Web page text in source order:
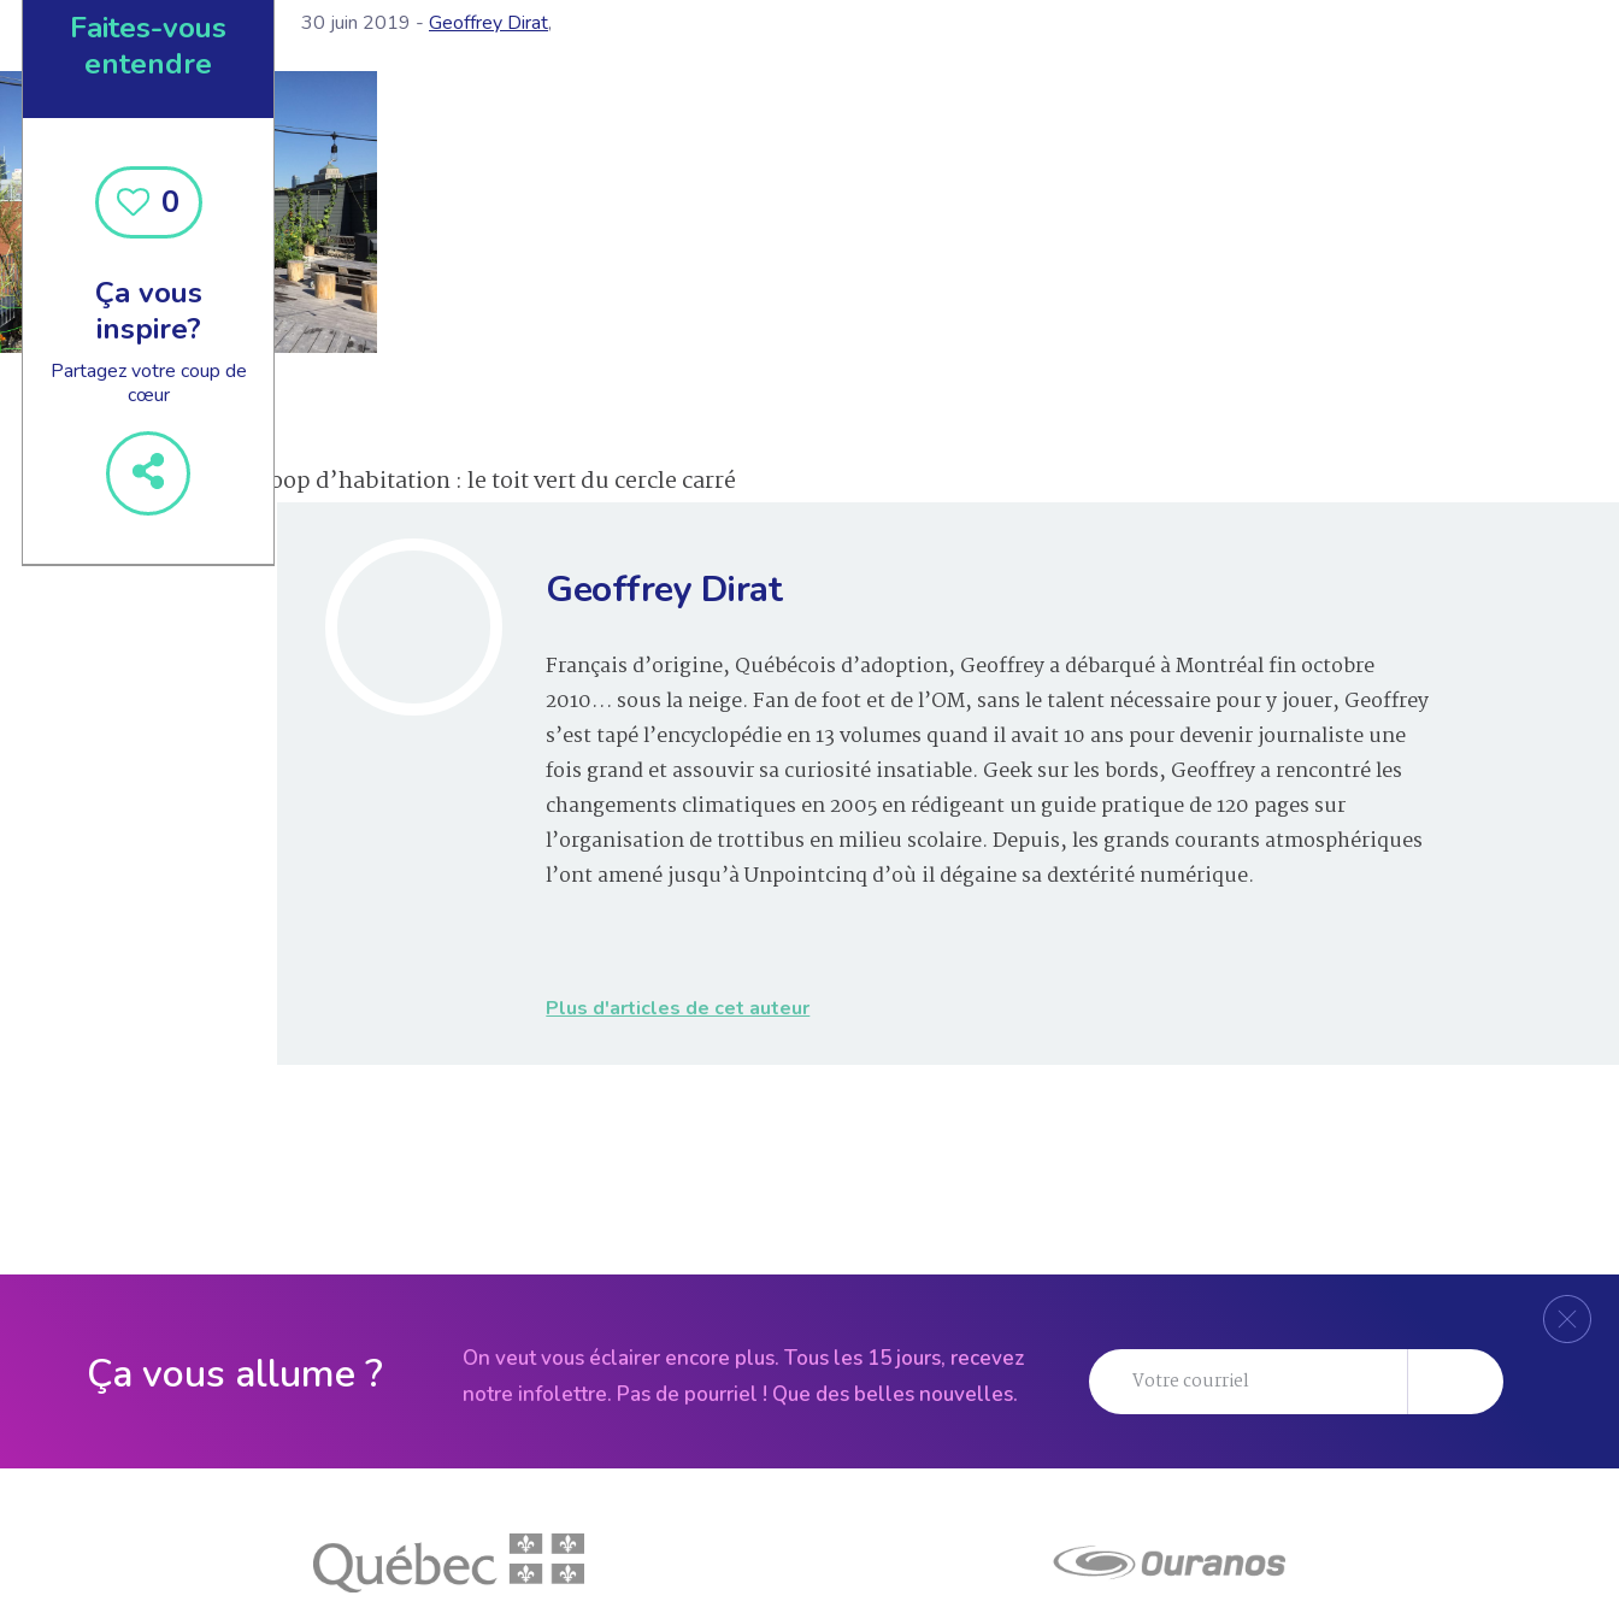
Faites-vous
entendre
0
Ça vous
inspire?
Partagez votre coup de
cœur
30 juin 2019 - Geoffrey Dirat,
Coop d’habitation : le toit vert du cercle carré
Geoffrey Dirat
Français d’origine, Québécois d’adoption, Geoffrey a débarqué à Montréal fin octobre
2010… sous la neige. Fan de foot et de l’OM, sans le talent nécessaire pour y jouer, Geoffrey
s’est tapé l’encyclopédie en 13 volumes quand il avait 10 ans pour devenir journaliste une
fois grand et assouvir sa curiosité insatiable. Geek sur les bords, Geoffrey a rencontré les
changements climatiques en 2005 en rédigeant un guide pratique de 120 pages sur
l’organisation de trottibus en milieu scolaire. Depuis, les grands courants atmosphériques
l’ont amené jusqu’à Unpointcinq d’où il dégaine sa dextérité numérique.
Plus d'articles de cet auteur
Ça vous allume ?
On veut vous éclairer encore plus. Tous les 15 jours, recevez
notre infolettre. Pas de pourriel ! Que des belles nouvelles.